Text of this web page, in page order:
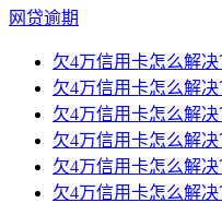
网贷逾期
欠4万信用卡怎么解
欠4万信用卡怎么解
欠4万信用卡怎么解
欠4万信用卡怎么解
欠4万信用卡怎么解
欠4万信用卡怎么解